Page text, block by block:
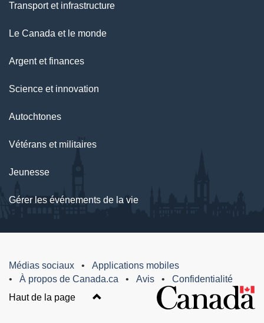
Transport et infrastructure
Le Canada et le monde
Argent et finances
Science et innovation
Autochtones
Vétérans et militaires
Jeunesse
Gérer les événements de la vie
Médias sociaux
Applications mobiles
À propos de Canada.ca
Avis
Confidentialité
Haut de la page